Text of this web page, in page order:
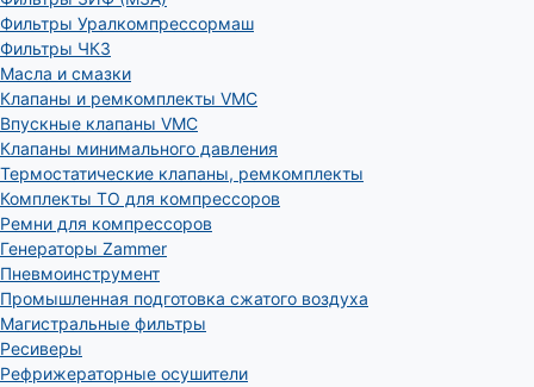
Фильтры Уралкомпрессормаш
Фильтры ЧКЗ
Масла и смазки
Клапаны и ремкомплекты VMC
Впускные клапаны VMC
Клапаны минимального давления
Термостатические клапаны, ремкомплекты
Комплекты ТО для компрессоров
Ремни для компрессоров
Генераторы Zammer
Пневмоинструмент
Промышленная подготовка сжатого воздуха
Магистральные фильтры
Ресиверы
Рефрижераторные осушители